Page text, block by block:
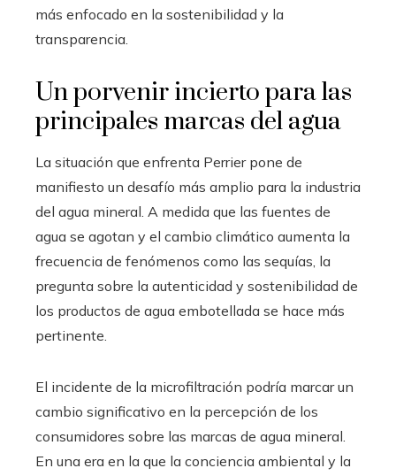
más enfocado en la sostenibilidad y la
transparencia.
Un porvenir incierto para las
principales marcas del agua
La situación que enfrenta Perrier pone de
manifiesto un desafío más amplio para la industria
del agua mineral. A medida que las fuentes de
agua se agotan y el cambio climático aumenta la
frecuencia de fenómenos como las sequías, la
pregunta sobre la autenticidad y sostenibilidad de
los productos de agua embotellada se hace más
pertinente.
El incidente de la microfiltración podría marcar un
cambio significativo en la percepción de los
consumidores sobre las marcas de agua mineral.
En una era en la que la conciencia ambiental y la